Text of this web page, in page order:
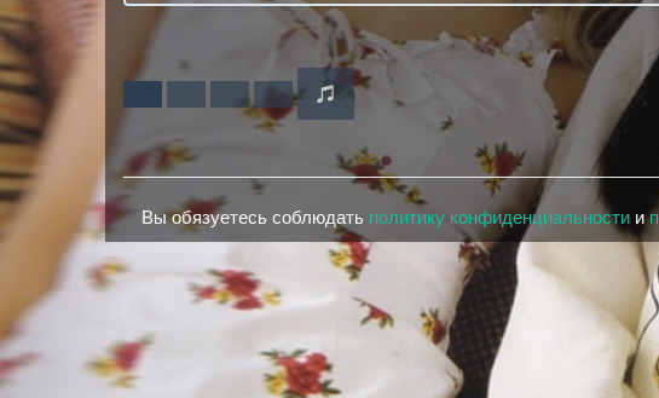
Вы обязуетесь соблюдать политику конфиденциальности и